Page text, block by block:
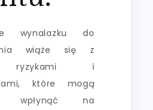
wynalazku do
wiąże się z
ryzykami i
które mogą
wpłynąć na